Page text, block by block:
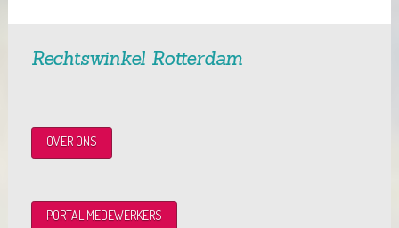
Rechtswinkel Rotterdam
OVER ONS
PORTAL MEDEWERKERS